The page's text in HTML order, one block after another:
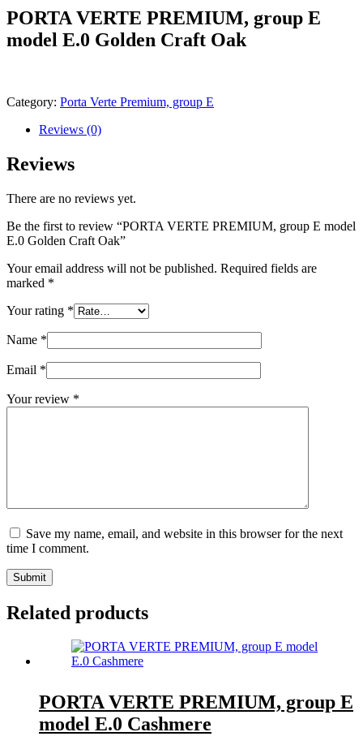
PORTA VERTE PREMIUM, group E
model E.0 Golden Craft Oak
Category: Porta Verte Premium, group E
Reviews (0)
Reviews
There are no reviews yet.
Be the first to review “PORTA VERTE PREMIUM, group E model
E.0 Golden Craft Oak”
Your email address will not be published. Required fields are
marked *
Your rating *
Name *
Email *
Your review *
Save my name, email, and website in this browser for the next
time I comment.
Submit
Related products
PORTA VERTE PREMIUM, group E
model E.0 Cashmere